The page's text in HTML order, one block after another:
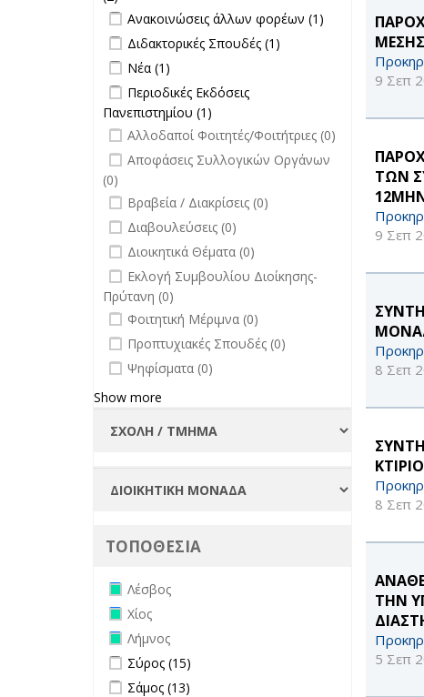
9 Σεπ
ΤΩΝ
9 Σεπ
8 Σεπ
8 Σεπ
ΤΗΝ
5 Σεπ
επικαιρότητα filter
Apply Ανακοινώσεις άλλων φορέων
filter
Ανακοινώσεις άλλων φορέων (1)
Ανακοινώσεις
φορέων filter
Apply Διδακτορικές Σπουδές filter
Διδακτορικές Σπουδές (1)
Apply Νέα filter
Νέα (1)
Apply Περιοδικές Εκδόσεις
Πανεπιστημίου filter
Περιοδικές Εκδόσεις
Πανεπιστημίου (1)
Εκδόσεις
Πανεπιστημίου filter
undefined
Αλλοδαποί Φοιτητές/Φοιτήτριες (0)
undefined
Αποφάσεις Συλλογικών Οργάνων
(0)
undefined
Βραβεία / Διακρίσεις (0)
undefined
Διαβουλεύσεις (0)
undefined
Διοικητικά Θέματα (0)
undefined
Εκλογή Συμβουλίου Διοίκησης-
Πρύτανη (0)
undefined
Φοιτητική Μέριμνα (0)
undefined
Προπτυχιακές Σπουδές (0)
undefined
Ψηφίσματα (0)
Show more
ΤΟΠΟΘΕΣΙΑ
Remove Λέσβος filter
Λέσβος
Remove Χίος filter
Χίος
Remove Λήμνος filter
Λήμνος
Apply Σύρος filter
Σύρος (15)
Apply Σάμος filter
Σάμος (13)